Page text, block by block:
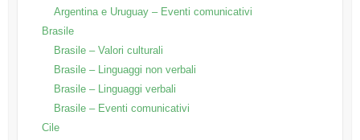
Argentina e Uruguay – Eventi comunicativi
Brasile
Brasile – Valori culturali
Brasile – Linguaggi non verbali
Brasile – Linguaggi verbali
Brasile – Eventi comunicativi
Cile